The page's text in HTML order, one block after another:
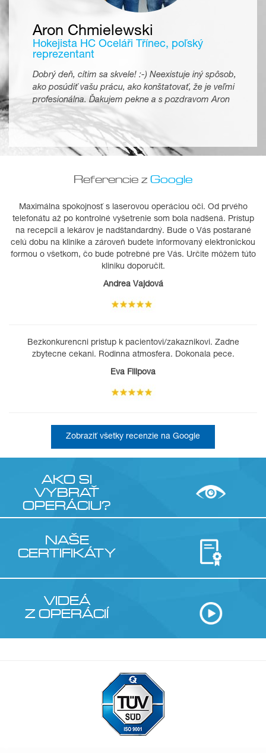
Aron Chmielewski
Hokejista HC Oceláři Třínec, poľský
reprezentant
Dobrý deň, cítim sa skvele! :-) Neexistuje iný spôsob,
ako posúdiť vašu prácu, ako konštatovať, že je veľmi
profesionálna. Ďakujem pekne a s pozdravom Aron
Referencie z Google
Maximálna spokojnosť s laserovou operáciou oči. Od prvého
telefonátu až po kontrolné vyšetrenie som bola nadšená. Prístup
na recepcii a lekárov je nadštandardný. Bude o Vás postarané
celú dobu na klinike a zároveň budete informovaný elektronickou
formou o všetkom, čo bude potrebné pre Vás. Určite môžem túto
kliniku doporučit.
Andrea Vajdová
Bezkonkurencni pristup k pacientovi/zakaznikovi. Zadne
zbytecne cekani. Rodinna atmosfera. Dokonala pece.
Eva Filipova
Zobraziť všetky recenzie na Google
AKO SI
VYBRAŤ
OPERÁCIU?
NAŠE
CERTIFIKÁTY
VIDEÁ
Z OPERÁCIÍ